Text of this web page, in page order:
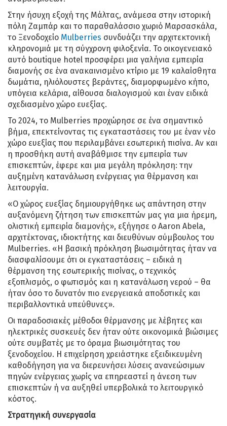
Στην ήσυχη εξοχή της Μάλτας, ανάμεσα στην ιστορική
πόλη Ζαμπάρ και το παραθαλάσσιο χωριό Μαρσασκάλα,
το Ξενοδοχείο Mulberries συνδυάζει την αρχιτεκτονική
κληρονομιά με τη σύγχρονη φιλοξενία. Το οικογενειακό
αυτό boutique hotel προσφέρει μια γαλήνια εμπειρία
διαμονής σε ένα ανακαινισμένο κτίριο με 19 καλαίσθητα
δωμάτια, ηλιόλουστες βεράντες, διαμορφωμένο κήπο,
υπόγεια κελάρια, αίθουσα διαλογισμού και έναν ειδικά
σχεδιασμένο χώρο ευεξίας.
Το 2024, το Mulberries προχώρησε σε ένα σημαντικό
βήμα, επεκτείνοντας τις εγκαταστάσεις του με έναν νέο
χώρο ευεξίας που περιλαμβάνει εσωτερική πισίνα. Αν και
η προσθήκη αυτή αναβάθμισε την εμπειρία των
επισκεπτών, έφερε και μια μεγάλη πρόκληση: την
αυξημένη κατανάλωση ενέργειας για θέρμανση και
λειτουργία.
«Ο χώρος ευεξίας δημιουργήθηκε ως απάντηση στην
αυξανόμενη ζήτηση των επισκεπτών μας για μια ήρεμη,
ολιστική εμπειρία διαμονής», εξήγησε ο Aaron Abela,
αρχιτέκτονας, ιδιοκτήτης και διευθύνων σύμβουλος του
Mulberries. «Η βασική πρόκληση βιωσιμότητας ήταν να
διασφαλίσουμε ότι οι εγκαταστάσεις – ειδικά η
θέρμανση της εσωτερικής πισίνας, ο τεχνικός
εξοπλισμός, ο φωτισμός και η κατανάλωση νερού – θα
ήταν όσο το δυνατόν πιο ενεργειακά αποδοτικές και
περιβαλλοντικά υπεύθυνες».
Οι παραδοσιακές μέθοδοι θέρμανσης με λέβητες και
ηλεκτρικές συσκευές δεν ήταν ούτε οικονομικά βιώσιμες
ούτε συμβατές με το όραμα βιωσιμότητας του
ξενοδοχείου. Η επιχείρηση χρειάστηκε εξειδικευμένη
καθοδήγηση για να διερευνήσει λύσεις ανανεώσιμων
πηγών ενέργειας χωρίς να επηρεαστεί η άνεση των
επισκεπτών ή να αυξηθεί υπερβολικά το λειτουργικό
κόστος.
Στρατηγική συνεργασία